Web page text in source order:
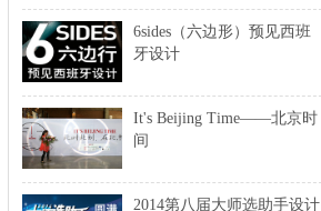
6sides（六边形）预见西班
牙设计
It's Beijing Time——北京时
间
2014第八届大师选助手设计